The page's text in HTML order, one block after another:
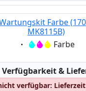
Farbe
MK8115B)
Eigenschaft:Farbe
Lagerstatus:
Verfügbarkeit &
verfügbar: